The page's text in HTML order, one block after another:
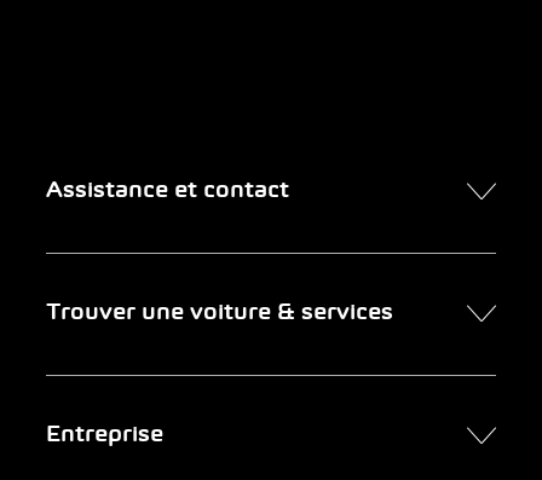
Assistance et contact
Entreprises clientes
Trouver une voiture & services
Services
Entreprise